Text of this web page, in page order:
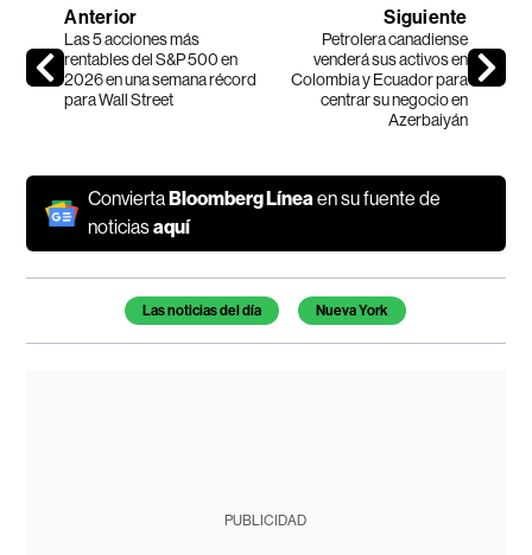
Anterior
Las 5 acciones más
rentables del S&P 500 en
2026 en una semana récord
para Wall Street
Siguiente
Petrolera canadiense
venderá sus activos en
Colombia y Ecuador para
centrar su negocio en
Azerbaiyán
ConviertaBloomberg Líneaen su fuente de
noticiasaquí
Temas de este artículo
Las noticias del día Nueva York
PUBLICIDAD